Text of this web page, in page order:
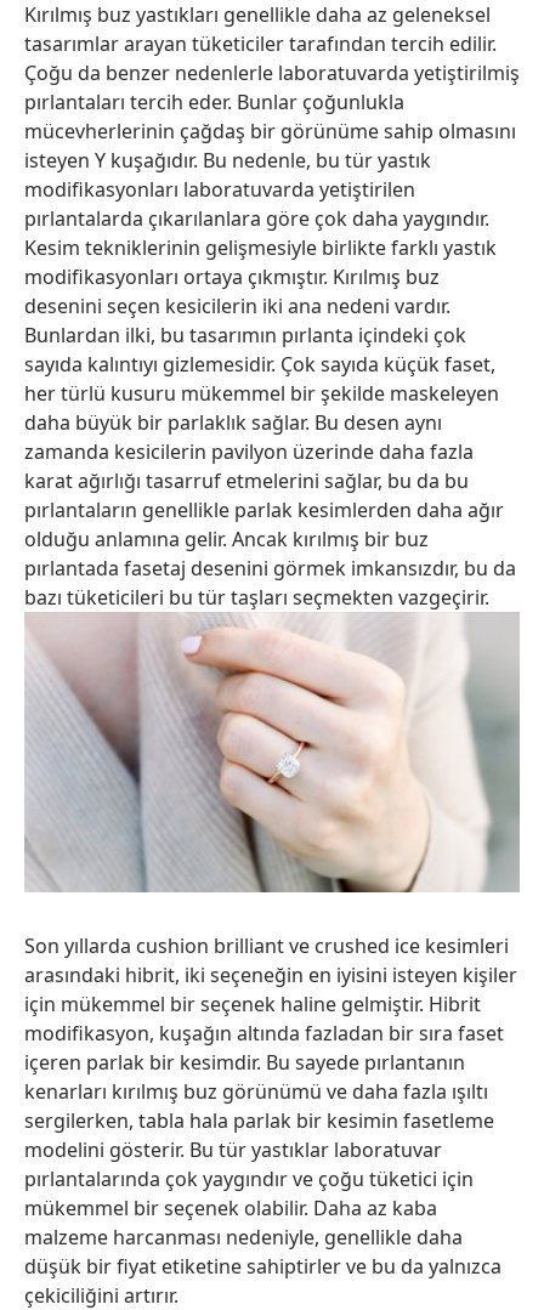
Kırılmış buz yastıkları genellikle daha az geleneksel
tasarımlar arayan tüketiciler tarafından tercih edilir.
Çoğu da benzer nedenlerle laboratuvarda yetiştirilmiş
pırlantaları tercih eder. Bunlar çoğunlukla
mücevherlerinin çağdaş bir görünüme sahip olmasını
isteyen Y kuşağıdır. Bu nedenle, bu tür yastık
modifikasyonları laboratuvarda yetiştirilen
pırlantalarda çıkarılanlara göre çok daha yaygındır.
Kesim tekniklerinin gelişmesiyle birlikte farklı yastık
modifikasyonları ortaya çıkmıştır. Kırılmış buz
desenini seçen kesicilerin iki ana nedeni vardır.
Bunlardan ilki, bu tasarımın pırlanta içindeki çok
sayıda kalıntıyı gizlemesidir. Çok sayıda küçük faset,
her türlü kusuru mükemmel bir şekilde maskeleyen
daha büyük bir parlaklık sağlar. Bu desen aynı
zamanda kesicilerin pavilyon üzerinde daha fazla
karat ağırlığı tasarruf etmelerini sağlar, bu da bu
pırlantaların genellikle parlak kesimlerden daha ağır
olduğu anlamına gelir. Ancak kırılmış bir buz
pırlantada fasetaj desenini görmek imkansızdır, bu da
bazı tüketicileri bu tür taşları seçmekten vazgeçirir.
Son yıllarda cushion brilliant ve crushed ice kesimleri
arasındaki hibrit, iki seçeneğin en iyisini isteyen kişiler
için mükemmel bir seçenek haline gelmiştir. Hibrit
modifikasyon, kuşağın altında fazladan bir sıra faset
içeren parlak bir kesimdir. Bu sayede pırlantanın
kenarları kırılmış buz görünümü ve daha fazla ışıltı
sergilerken, tabla hala parlak bir kesimin fasetleme
modelini gösterir. Bu tür yastıklar laboratuvar
pırlantalarında çok yaygındır ve çoğu tüketici için
mükemmel bir seçenek olabilir. Daha az kaba
malzeme harcanması nedeniyle, genellikle daha
düşük bir fiyat etiketine sahiptirler ve bu da yalnızca
çekiciliğini artırır.